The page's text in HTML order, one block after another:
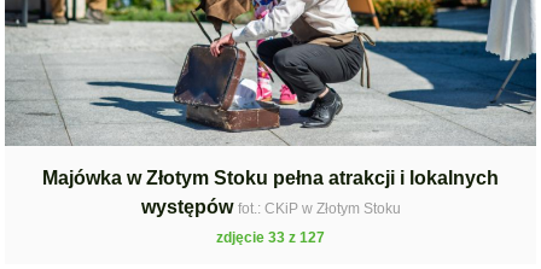
Majówka w Złotym Stoku pełna atrakcji i lokalnych
występów fot.: CKiP w Złotym Stoku
zdjęcie 33 z 127